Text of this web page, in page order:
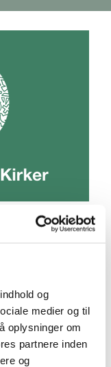
og
medier og til
oplysninger om
partnere inden
og